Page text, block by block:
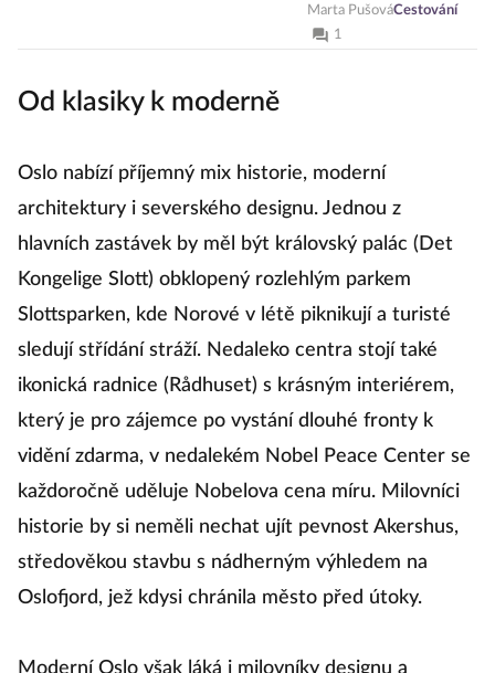
hlavním
městem. Nabízí
Marta PušováCestování
1
Od klasiky k moderně
Oslo nabízí příjemný mix historie, moderní
architektury i severského designu. Jednou z
hlavních zastávek by měl být královský palác (Det
Kongelige Slott) obklopený rozlehlým parkem
Slottsparken, kde Norové v létě piknikují a turisté
sledují střídání stráží. Nedaleko centra stojí také
ikonická radnice (Rådhuset) s krásným interiérem,
který je pro zájemce po vystání dlouhé fronty k
vidění zdarma, v nedalekém Nobel Peace Center se
každoročně uděluje Nobelova cena míru. Milovníci
historie by si neměli nechat ujít pevnost Akershus,
středověkou stavbu s nádherným výhledem na
Oslofjord, jež kdysi chránila město před útoky.
Moderní Oslo však láká i milovníky designu a